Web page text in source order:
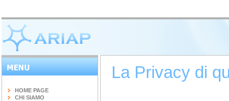
HOME PAGE
CHI SIAMO
La Privacy di